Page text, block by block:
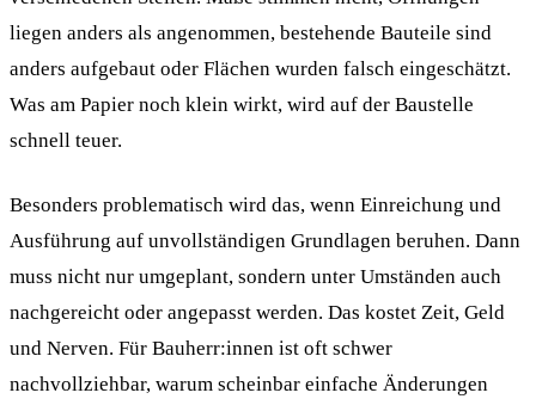
liegen anders als angenommen, bestehende Bauteile sind
anders aufgebaut oder Flächen wurden falsch eingeschätzt.
Was am Papier noch klein wirkt, wird auf der Baustelle
schnell teuer.
Besonders problematisch wird das, wenn Einreichung und
Ausführung auf unvollständigen Grundlagen beruhen. Dann
muss nicht nur umgeplant, sondern unter Umständen auch
nachgereicht oder angepasst werden. Das kostet Zeit, Geld
und Nerven. Für Bauherr:innen ist oft schwer
nachvollziehbar, warum scheinbar einfache Änderungen